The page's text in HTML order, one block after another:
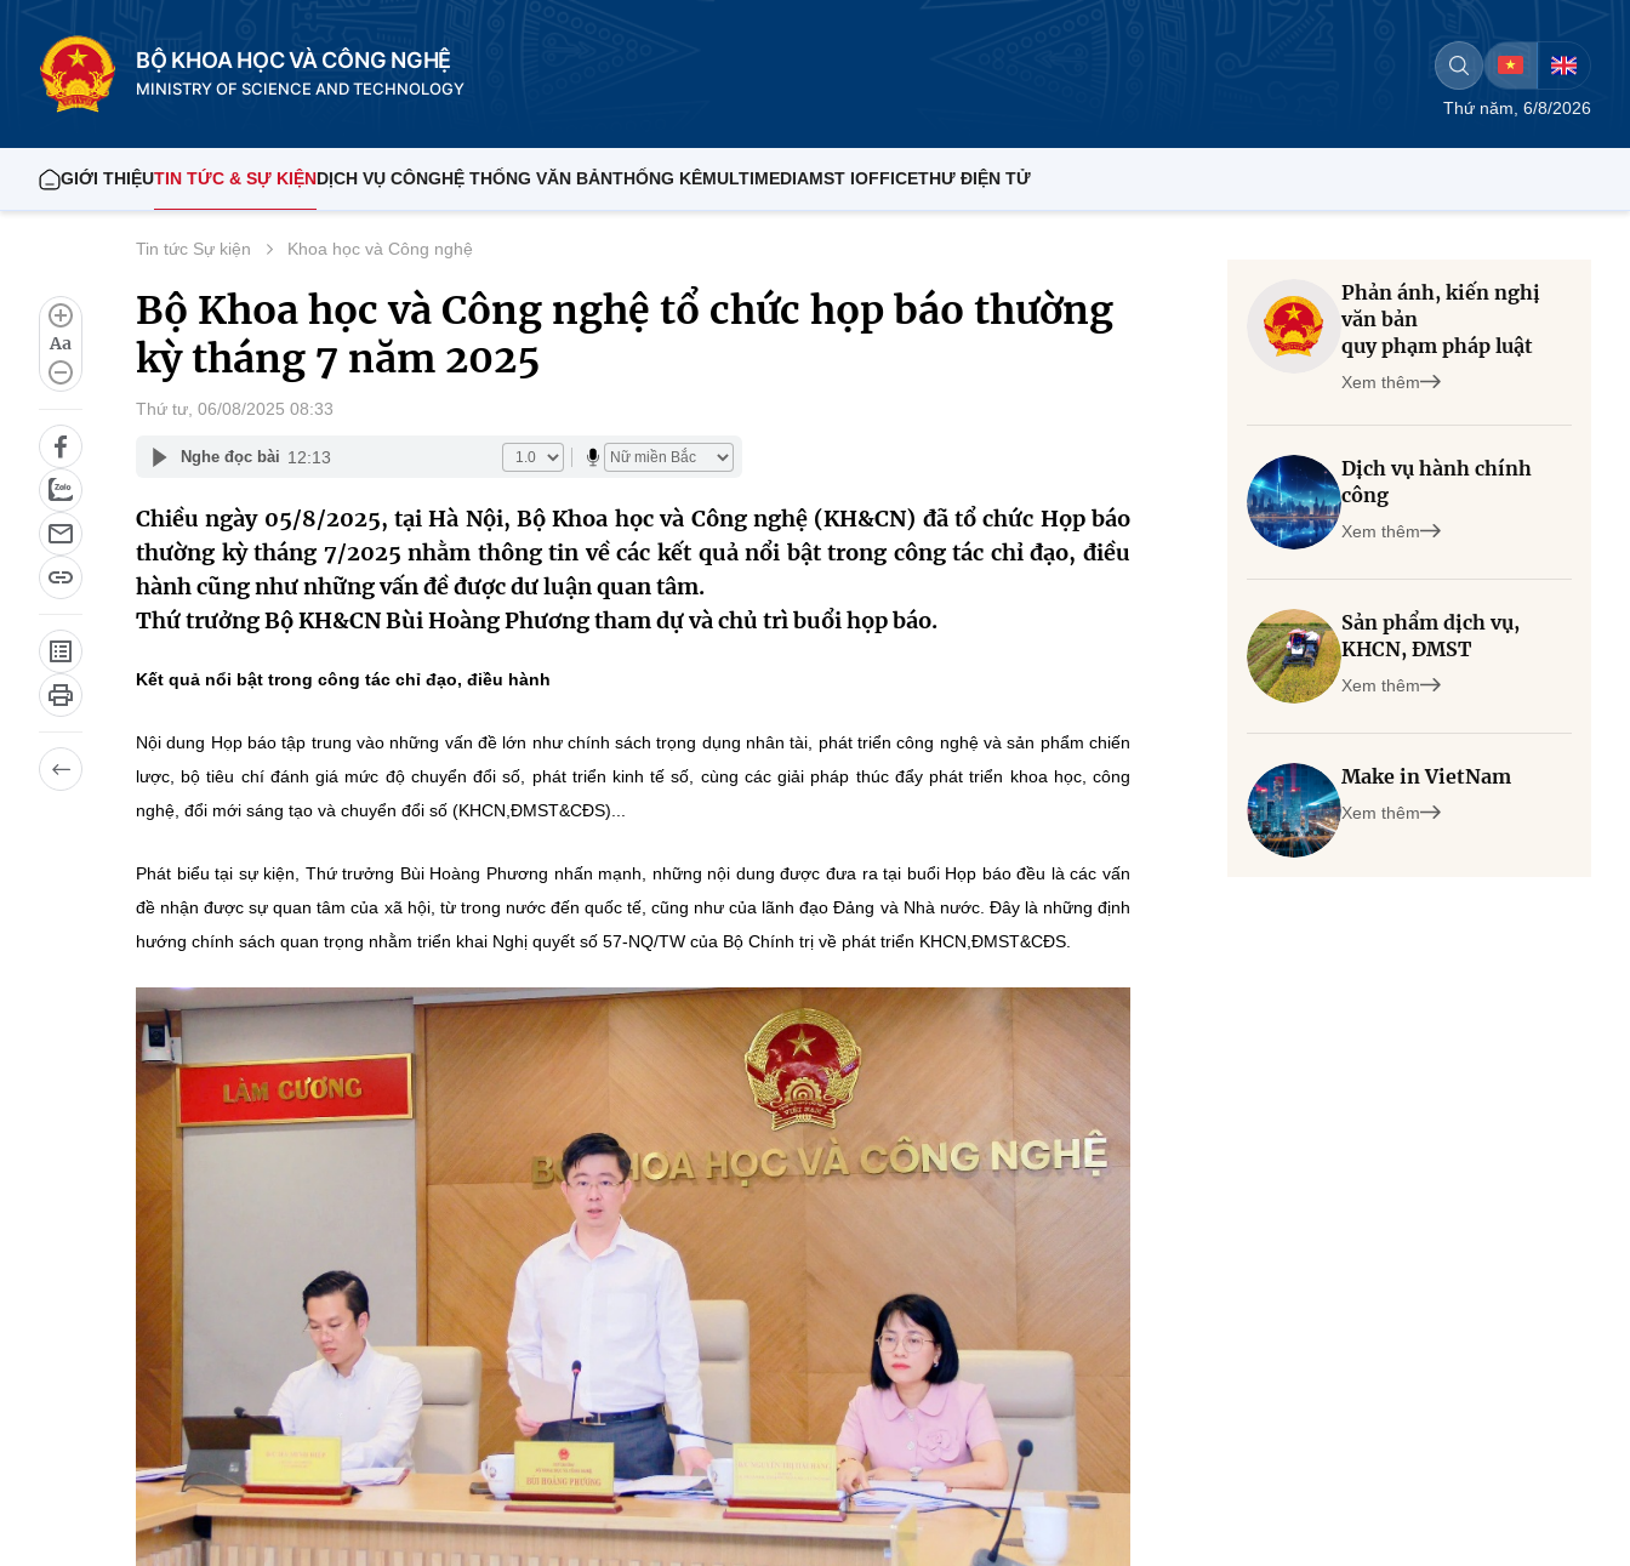
BỘ KHOA HỌC VÀ CÔNG NGHỆ
MINISTRY OF SCIENCE AND TECHNOLOGY
Thứ năm, 6/8/2026
GIỚI THIỆUTIN TỨC & SỰ KIỆNDỊCH VỤ CÔNGHỆ THỐNG VĂN BẢNTHỐNG KÊMULTIMEDIAMST IOFFICETHƯ ĐIỆN TỬ
Aa
Tin tức Sự kiện Khoa học và Công nghệ
Bộ Khoa học và Công nghệ tổ chức họp báo thường
kỳ tháng 7 năm 2025
Thứ tư, 06/08/2025 08:33
Nghe đọc bài 12:13
Chiều ngày 05/8/2025, tại Hà Nội, Bộ Khoa học và Công nghệ (KH&CN) đã tổ chức Họp báo
thường kỳ tháng 7/2025 nhằm thông tin về các kết quả nổi bật trong công tác chỉ đạo, điều
hành cũng như những vấn đề được dư luận quan tâm.
Thứ trưởng Bộ KH&CN Bùi Hoàng Phương tham dự và chủ trì buổi họp báo.
Kết quả nổi bật trong công tác chỉ đạo, điều hành
Nội dung Họp báo tập trung vào những vấn đề lớn như chính sách trọng dụng nhân tài, phát triển công nghệ và sản phẩm chiến
lược, bộ tiêu chí đánh giá mức độ chuyển đổi số, phát triển kinh tế số, cùng các giải pháp thúc đẩy phát triển khoa học, công
nghệ, đổi mới sáng tạo và chuyển đổi số (KHCN,ĐMST&CĐS)...
Phát biểu tại sự kiện, Thứ trưởng Bùi Hoàng Phương nhấn mạnh, những nội dung được đưa ra tại buổi Họp báo đều là các vấn
đề nhận được sự quan tâm của xã hội, từ trong nước đến quốc tế, cũng như của lãnh đạo Đảng và Nhà nước. Đây là những định
hướng chính sách quan trọng nhằm triển khai Nghị quyết số 57-NQ/TW của Bộ Chính trị về phát triển KHCN,ĐMST&CĐS.
Phản ánh, kiến nghị
văn bản
quy phạm pháp luật
Xem thêm
Dịch vụ hành chính
công
Xem thêm
Sản phẩm dịch vụ,
KHCN, ĐMST
Xem thêm
Make in VietNam
Xem thêm